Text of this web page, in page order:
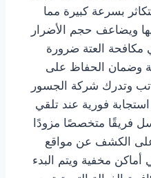
بسرعة كبيرة مما
ويضاعف حجم الأضرار
مكافحة العتة ضرورة
وضمان الحفاظ على
وتدرك شركة الجسور
فورية عند تلقي
فريقًا متخصصًا مزودًا
على الكشف عن مواقع
مخفية ويتم البدء